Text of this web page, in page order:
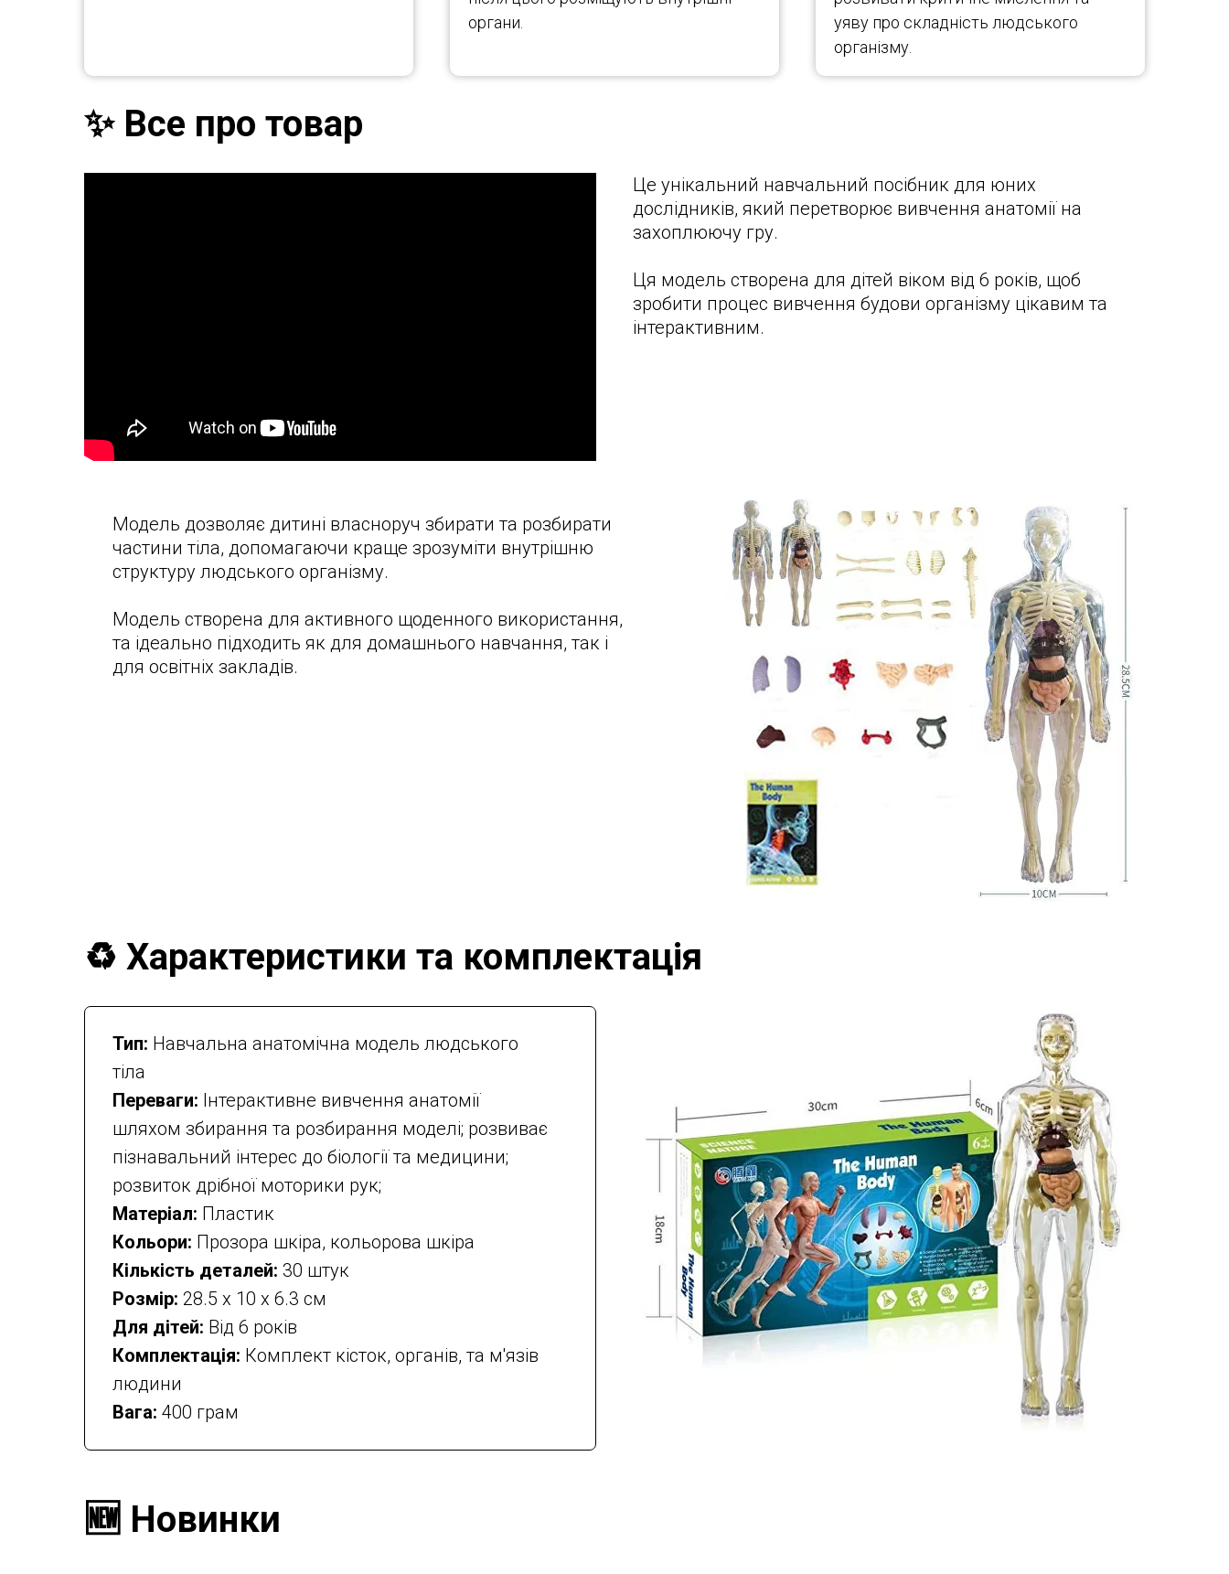
органи.
уяву про складність людського
організму.
✨ Все про товар
Це унікальний навчальний посібник для юних
дослідників, який перетворює вивчення анатомії на
захоплюючу гру.
Ця модель створена для дітей віком від 6 років, щоб
зробити процес вивчення будови організму цікавим та
інтерактивним.
Модель дозволяє дитині власноруч збирати та розбирати
частини тіла, допомагаючи краще зрозуміти внутрішню
структуру людського організму.
Модель створена для активного щоденного використання,
та ідеально підходить як для домашнього навчання, так і
для освітніх закладів.
♻️ Характеристики та комплектація
Тип: Навчальна анатомічна модель людського
тіла
Переваги: Інтерактивне вивчення анатомії
шляхом збирання та розбирання моделі; розвиває
пізнавальний інтерес до біології та медицини;
розвиток дрібної моторики рук;
Матеріал: Пластик
Кольори: Прозора шкіра, кольорова шкіра
Кількість деталей: 30 штук
Розмір: 28.5 х 10 х 6.3 см
Для дітей: Від 6 років
Комплектація: Комплект кісток, органів, та м'язів
людини
Вага: 400 грам
🆕 Новинки